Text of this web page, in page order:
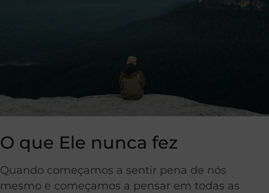
O que Ele nunca fez
Quando começamos a sentir pena de nós
mesmo e começamos a pensar em todas as